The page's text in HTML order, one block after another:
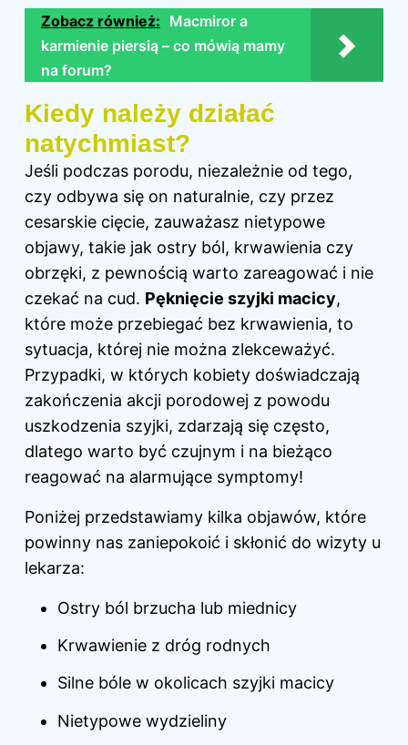
Zobacz również: Macmiror a
karmienie piersią – co mówią mamy
na forum?
Kiedy należy działać
natychmiast?
Jeśli podczas porodu, niezależnie od tego,
czy odbywa się on naturalnie, czy przez
cesarskie cięcie, zauważasz nietypowe
objawy, takie jak ostry ból, krwawienia czy
obrzęki, z pewnością warto zareagować i nie
czekać na cud. Pęknięcie szyjki macicy,
które może przebiegać bez krwawienia, to
sytuacja, której nie można zlekceważyć.
Przypadki, w których kobiety doświadczają
zakończenia akcji porodowej z powodu
uszkodzenia szyjki, zdarzają się często,
dlatego warto być czujnym i na bieżąco
reagować na alarmujące symptomy!
Poniżej przedstawiamy kilka objawów, które
powinny nas zaniepokoić i skłonić do wizyty u
lekarza:
Ostry ból brzucha lub miednicy
Krwawienie z dróg rodnych
Silne bóle w okolicach szyjki macicy
Nietypowe wydzieliny